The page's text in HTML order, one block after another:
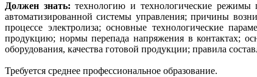
Должен знать: технологию и технологические режимы
автоматизированной системы управления; причины
процессе электролиза; основные технологические
продукцию; нормы перепада напряжения в контактах;
оборудования, качества готовой продукции; правила
Требуется среднее профессиональное образование.